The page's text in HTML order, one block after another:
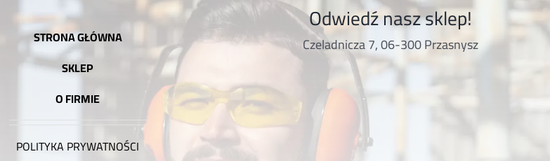
STRONA GŁÓWNA
SKLEP
O FIRMIE
POLITYKA PRYWATNOŚCI
Odwiedź nasz sklep!
Czeladnicza 7, 06-300 Przasnysz